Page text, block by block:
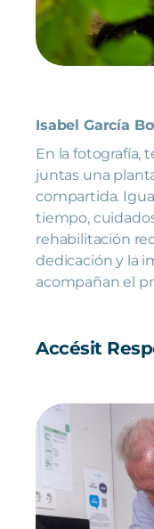
Isabel García
En la fotografía,
juntas una
compartida.
tiempo,
rehabilitación
dedicación y la
acompañan el
Accésit